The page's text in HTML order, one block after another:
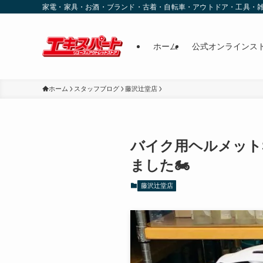
家電・家具・お酒・ブランド・古着・自転車・アウトドア・工具・
ホーム 公式オンラインス
ホーム スタッフブログ 藤沢辻堂店
バイク用ヘルメッ
ました🏍️
藤沢辻堂店